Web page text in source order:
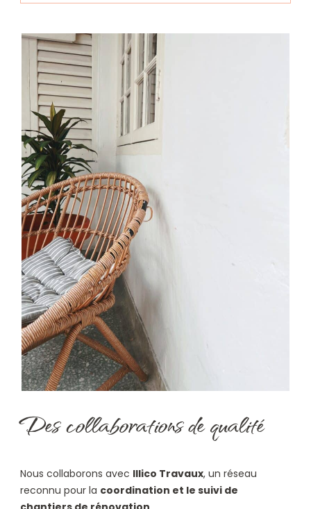
Des collaborations de qualité
Nous collaborons avec Illico Travaux, un réseau
reconnu pour la coordination et le suivi de